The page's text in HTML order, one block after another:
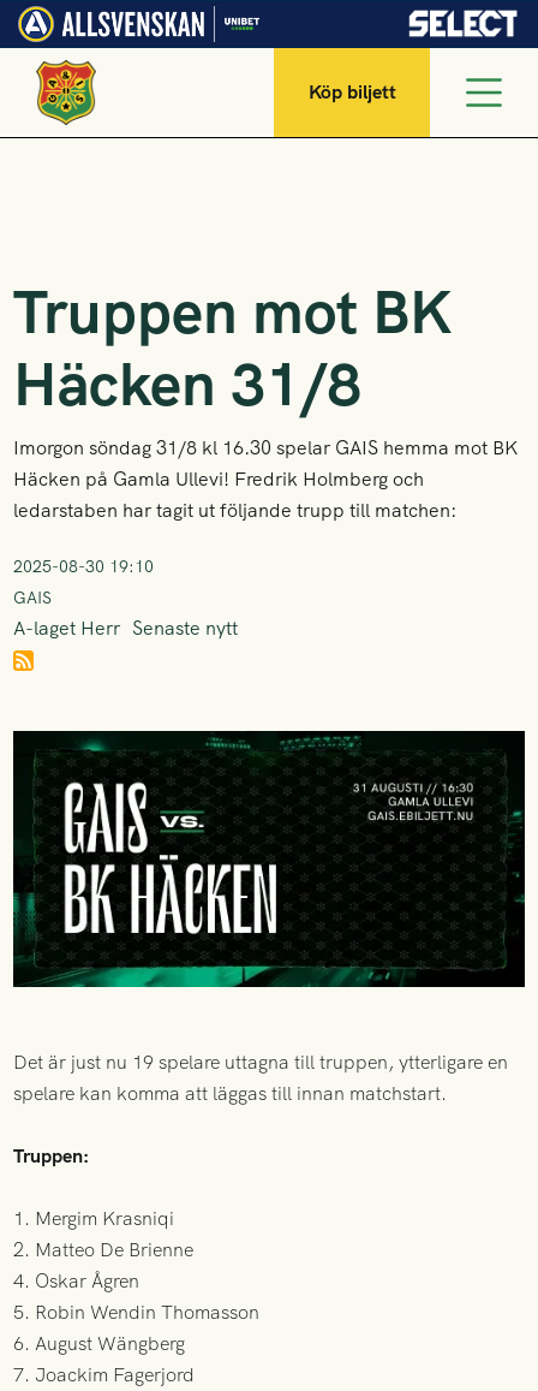
Köp biljett
Truppen mot BK
Häcken 31/8
Imorgon söndag 31/8 kl 16.30 spelar GAIS hemma mot BK
Häcken på Gamla Ullevi! Fredrik Holmberg och
ledarstaben har tagit ut följande trupp till matchen:
2025-08-30 19:10
GAIS
A-laget Herr Senaste nytt
Det är just nu 19 spelare uttagna till truppen, ytterligare en
spelare kan komma att läggas till innan matchstart.
Truppen:
1. Mergim Krasniqi
2. Matteo De Brienne
4. Oskar Ågren
5. Robin Wendin Thomasson
6. August Wängberg
7. Joackim Fagerjord